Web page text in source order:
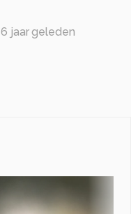
6 jaar geleden